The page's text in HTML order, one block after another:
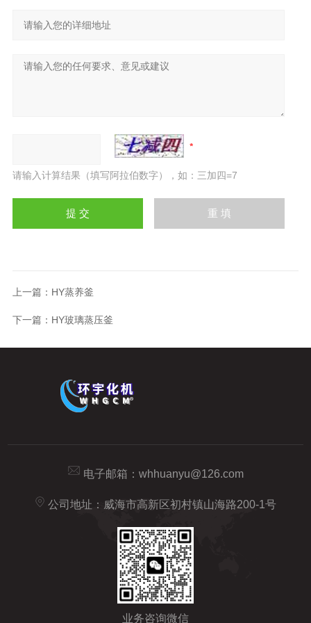
请输入计算结果（填写阿拉伯数字），如：三加四=7
上一篇： HY蒸养釜
下一篇： HY玻璃蒸压釜
电子邮箱： whhuanyu@126.com
公司地址：威海市高新区初村镇山海路200-1号
业务咨询微信